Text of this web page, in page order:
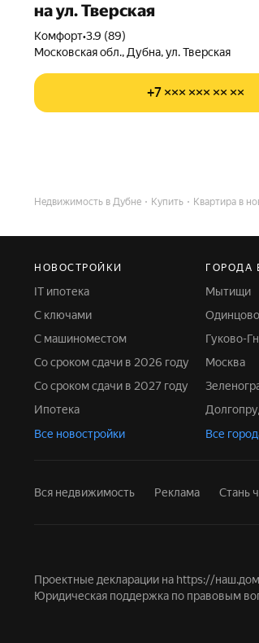
на ул. Тверская
комфорт•3.9 (89)
Московская обл., Дубна, ул. Тверская
+7 ××× ××× ×× ××
Недвижимость в Дубне Купить Квартира в
НОВОСТРОЙКИ
IT ипотека
С ключами
С машиноместом
Со сроком сдачи в 2026 году
Со сроком сдачи в 2027 году
Ипотека
Все новостройки
ГОРОДА
Мытищи
Одинцово
Гуково-
Москва
Все
Вся недвижимость Реклама Стань
Проектные декларации на https://
Юридическая поддержка по правовым